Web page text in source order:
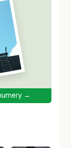
→